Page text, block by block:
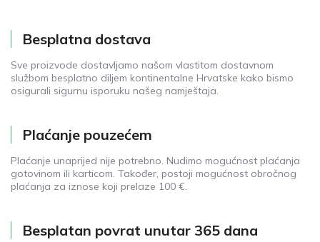
Besplatna dostava
Sve proizvode dostavljamo našom vlastitom dostavnom
službom besplatno diljem kontinentalne Hrvatske kako bismo
osigurali sigurnu isporuku našeg namještaja.
Plaćanje pouzećem
Plaćanje unaprijed nije potrebno. Nudimo mogućnost plaćanja
gotovinom ili karticom. Također, postoji mogućnost obročnog
plaćanja za iznose koji prelaze 100 €.
Besplatan povrat unutar 365 dana